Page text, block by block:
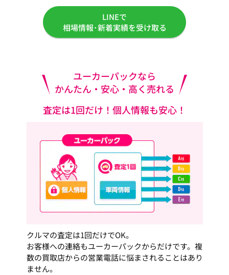
LINEで
相場情報･新着実績を受け取る
ユーカーパックなら
かんたん・安心・高く売れる
査定は1回だけ！個人情報も安心！
クルマの査定は1回だけでOK。
お客様への連絡もユーカーパックからだけです。複
数の買取店からの営業電話に悩まされることはあり
ません。